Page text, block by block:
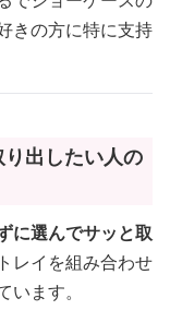
きの方に特に支持
出したい人の
に選んでサッと取
レイを組み合わせ
ます。